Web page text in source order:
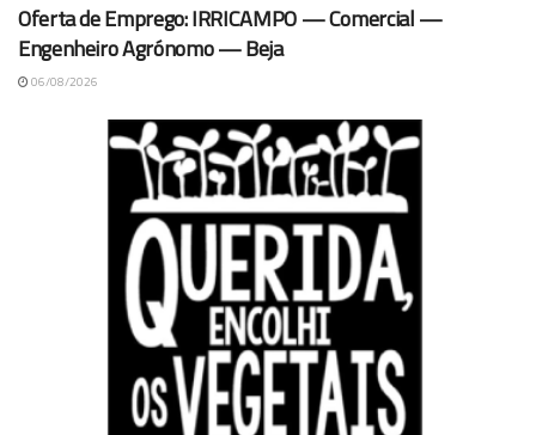
Oferta de Emprego: IRRICAMPO — Comercial —
Engenheiro Agrónomo — Beja
06/08/2026